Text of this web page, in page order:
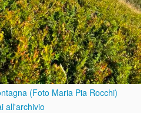
(Foto Maria Pia Rocchi)
all'archivio